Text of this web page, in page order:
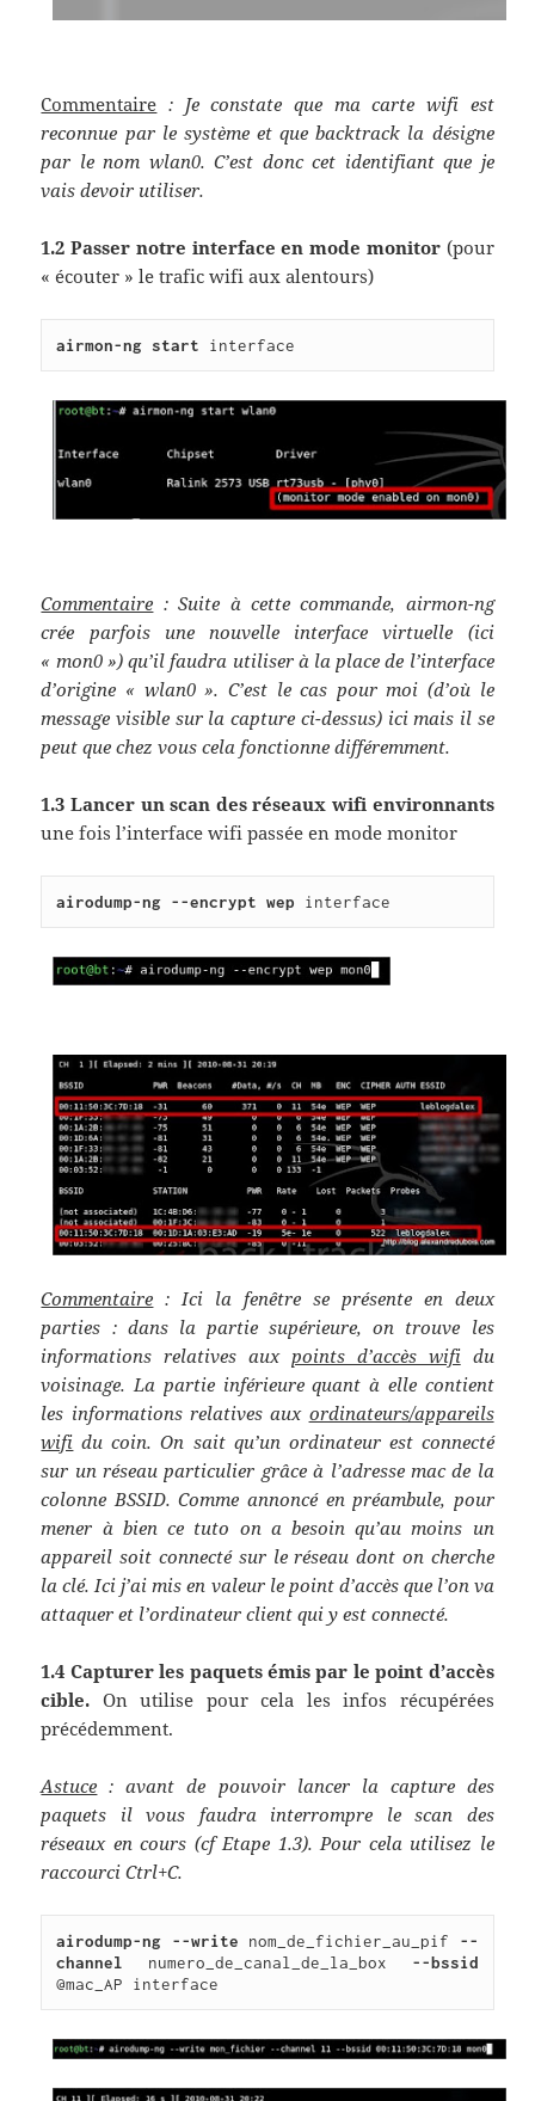
Commentaire : Je constate que ma carte wifi est
reconnue par le système et que backtrack la désigne
par le nom wlan0. C’est donc cet identifiant que je
vais devoir utiliser.
1.2 Passer notre interface en mode monitor (pour
« écouter » le trafic wifi aux alentours)
airmon-ng start interface
Commentaire : Suite à cette commande, airmon-ng
crée parfois une nouvelle interface virtuelle (ici
« mon0 ») qu’il faudra utiliser à la place de l’interface
d’origine « wlan0 ». C’est le cas pour moi (d’où le
message visible sur la capture ci-dessus) ici mais il se
peut que chez vous cela fonctionne différemment.
1.3 Lancer un scan des réseaux wifi environnants
une fois l’interface wifi passée en mode monitor
airodump-ng --encrypt wep interface
Commentaire : Ici la fenêtre se présente en deux
parties : dans la partie supérieure, on trouve les
informations relatives aux points d’accès wifidu
voisinage. La partie inférieure quant à elle contient
les informations relatives aux ordinateurs/appareils
wifi du coin. On sait qu’un ordinateur est connecté
sur un réseau particulier grâce à l’adresse mac de la
colonne BSSID. Comme annoncé en préambule, pour
mener à bien ce tuto on a besoin qu’au moins un
appareil soit connecté sur le réseau dont on cherche
la clé. Ici j’ai mis en valeur le point d’accès que l’on va
attaquer et l’ordinateur client qui y est connecté.
1.4 Capturer les paquets émis par le point d’accès
cible. On utilise pour cela les infos récupérées
précédemment.
Astuce : avant de pouvoir lancer la capture des
paquets il vous faudra interrompre le scan des
réseaux en cours (cf Etape 1.3). Pour cela utilisez le
raccourciCtrl+C.
airodump-ng --write nom_de_fichier_au_pif --
channel numero_de_canal_de_la_box
@mac_AP interface